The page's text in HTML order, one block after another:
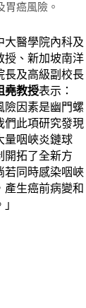
胃癌風險。
大醫學院內科及
授、新加坡南洋
長及高級副校長
堯教授表示：
險因素是幽門螺
們此項研究發現
量咽峽炎鏈球
開拓了全新方
若同時感染咽峽
產生癌前病變和
」